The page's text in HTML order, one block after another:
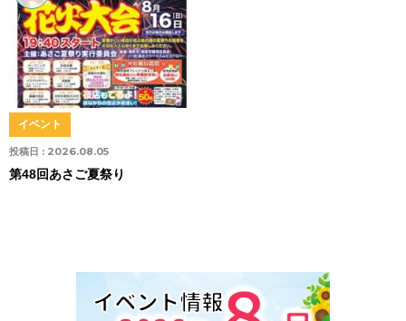
投稿日 : 2026.08.05
イベント
第48回あさご夏祭り